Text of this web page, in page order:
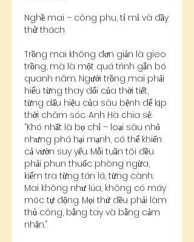
Nghề mai – công phu, tỉ mỉ và đầy
thử thách
Trồng mai không đơn giản là gieo
trồng, mà là một quá trình gắn bó
quanh năm. Người trồng mai phải
hiểu từng thay đổi của thời tiết,
từng dấu hiệu của sâu bệnh để kịp
thời chăm sóc. Anh Hà chia sẻ:
“Khó nhất là bọ chỉ – loại sâu nhỏ
nhưng phá hại mạnh, có thể khiến
cả vườn suy yếu. Mỗi tuần tôi đều
phải phun thuốc phòng ngừa,
kiểm tra từng tán lá, từng cành.
Mai không như lúa, không có máy
móc tự động. Mọi thứ đều phải làm
thủ công, bằng tay và bằng cảm
nhận.”